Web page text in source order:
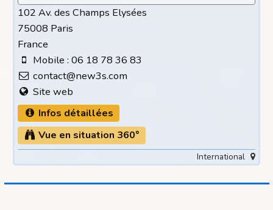
102 Av. des Champs Elysées
75008 Paris
France
Mobile : 06 18 78 36 83
contact@new3s.com
Site web
Infos détaillées
Vue en situation 360°
International